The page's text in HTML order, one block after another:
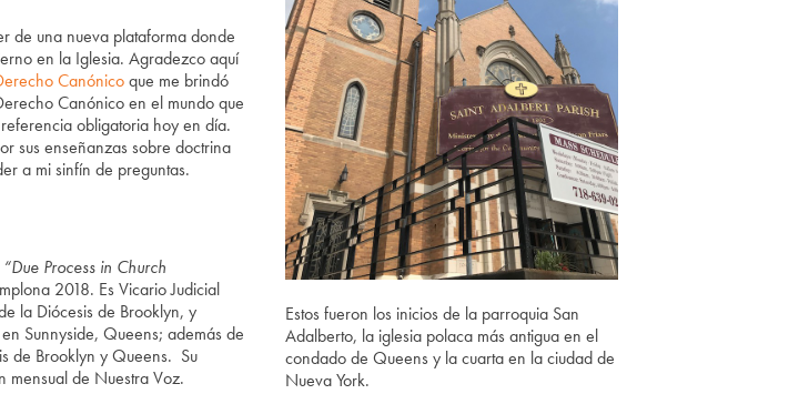
de una nueva plataforma donde
en la Iglesia. Agradezco aquí
Canónicoque me brindó
Canónico en el mundo que
obligatoria hoy en día.
sus enseñanzas sobre doctrina
a mi sinfín de preguntas.
“Due Process in Church
2018. Es Vicario Judicial
la Diócesis de Brooklyn, y
Sunnyside, Queens; además de
de Brooklyn y Queens. Su
mensual de Nuestra Voz.
Estos fueron los inicios de la parroquia San
Adalberto, la iglesia polaca más antigua en el
condado de Queens y la cuarta en la ciudad de
Nueva York.